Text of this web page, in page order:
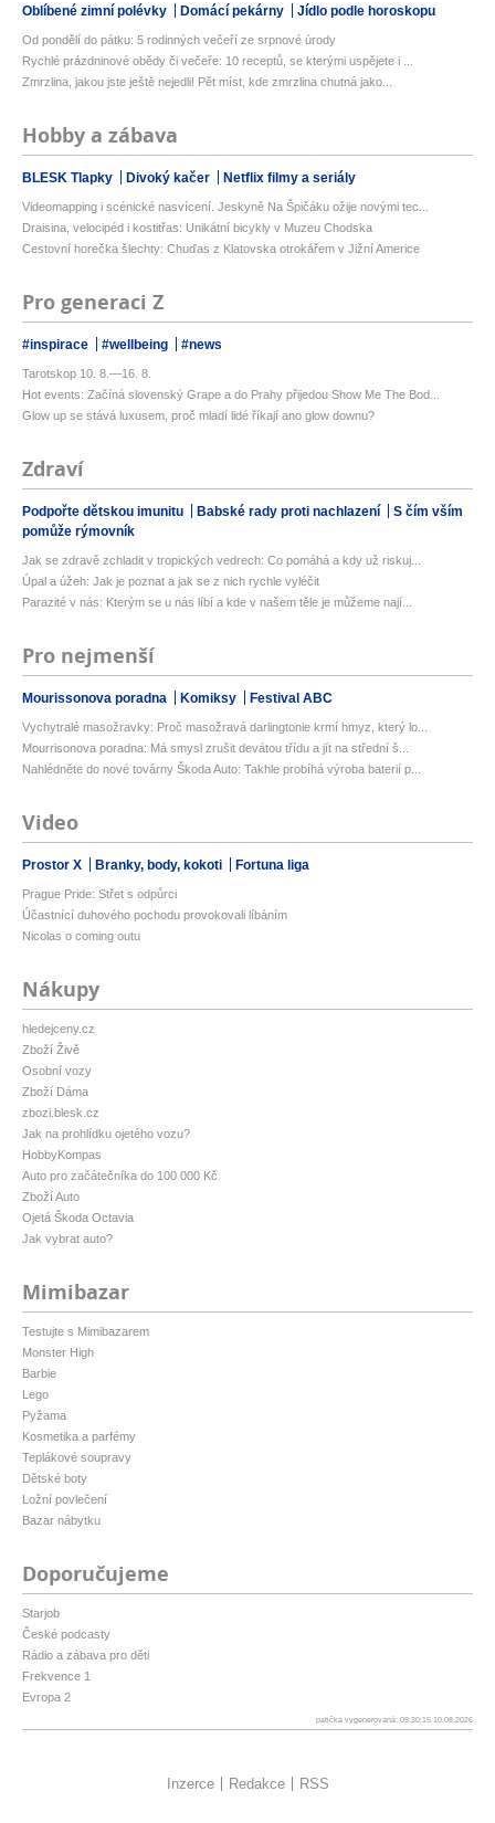
Oblíbené zimní polévky Domácí pekárny Jídlo podle horoskopu
Od pondělí do pátku: 5 rodinných večeří ze srpnové úrody
Rychlé prázdninové obědy či večeře: 10 receptů, se kterými uspějete i ...
Zmrzlina, jakou jste ještě nejedli! Pět míst, kde zmrzlina chutná jako...
Hobby a zábava
BLESK Tlapky Divoký kačer Netflix filmy a seriály
Videomapping i scénické nasvícení. Jeskyně Na Špičáku ožije novými tec...
Draisina, velocipéd i kostitřas: Unikátní bicykly v Muzeu Chodska
Cestovní horečka šlechty: Chuďas z Klatovska otrokářem v Jižní Americe
Pro generaci Z
#inspirace #wellbeing #news
Tarotskop 10. 8.—16. 8.
Hot events: Začíná slovenský Grape a do Prahy přijedou Show Me The Bod...
Glow up se stává luxusem, proč mladí lidé říkají ano glow downu?
Zdraví
Podpořte dětskou imunitu Babské rady proti nachlazení
S čím vším
pomůže rýmovník
Jak se zdravě zchladit v tropických vedrech: Co pomáhá a kdy už riskuj...
Úpal a úžeh: Jak je poznat a jak se z nich rychle vyléčit
Parazité v nás: Kterým se u nás líbí a kde v našem těle je můžeme nají...
Pro nejmenší
Mourissonova poradna Komiksy Festival ABC
Vychytralé masožravky: Proč masožravá darlingtonie krmí hmyz, který lo...
Mourrisonova poradna: Má smysl zrušit devátou třídu a jít na střední š...
Nahlédněte do nové továrny Škoda Auto: Takhle probíhá výroba baterií p...
Video
Prostor X Branky, body, kokoti Fortuna liga
Prague Pride: Střet s odpůrci
Účastnící duhového pochodu provokovali líbáním
Nicolas o coming outu
Nákupy
hledejceny.cz
Zboží Živě
Osobní vozy
Zboží Dáma
zbozi.blesk.cz
Jak na prohlídku ojetého vozu?
HobbyKompas
Auto pro začátečníka do 100 000 Kč
Zboží Auto
Ojetá Škoda Octavia
Jak vybrat auto?
Mimibazar
Testujte s Mimibazarem
Monster High
Barbie
Lego
Pyžama
Kosmetika a parfémy
Teplákové soupravy
Dětské boty
Ložní povlečení
Bazar nábytku
Doporučujeme
Starjob
České podcasty
Rádio a zábava pro děti
Frekvence 1
Evropa 2
patička vygenerovaná: 09:30:15 10.08.2026
Inzerce Redakce RSS